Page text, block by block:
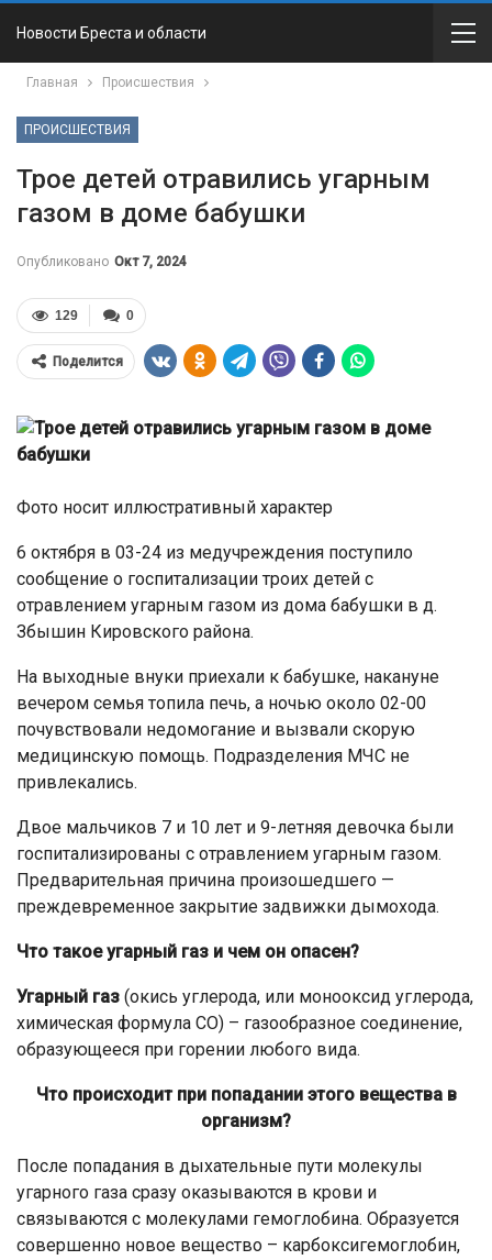
Новости Бреста и области
Главная Происшествия
ПРОИСШЕСТВИЯ
Трое детей отравились угарным
газом в доме бабушки
Опубликовано Окт 7, 2024
0
129
Поделится
Фото носит иллюстративный характер
6 октября в 03-24 из медучреждения поступило
сообщение о госпитализации троих детей с
отравлением угарным газом из дома бабушки в д.
Збышин Кировского района.
На выходные внуки приехали к бабушке, накануне
вечером семья топила печь, а ночью около 02-00
почувствовали недомогание и вызвали скорую
медицинскую помощь. Подразделения МЧС не
привлекались.
Двое мальчиков 7 и 10 лет и 9-летняя девочка были
госпитализированы с отравлением угарным газом.
Предварительная причина произошедшего —
преждевременное закрытие задвижки дымохода.
Что такое угарный газ и чем он опасен?
Угарный газ (окись углерода, или монооксид углерода,
химическая формула СО) – газообразное соединение,
образующееся при горении любого вида.
Что происходит при попадании этого вещества в
организм?
После попадания в дыхательные пути молекулы
угарного газа сразу оказываются в крови и
связываются с молекулами гемоглобина. Образуется
совершенно новое вещество – карбоксигемоглобин,